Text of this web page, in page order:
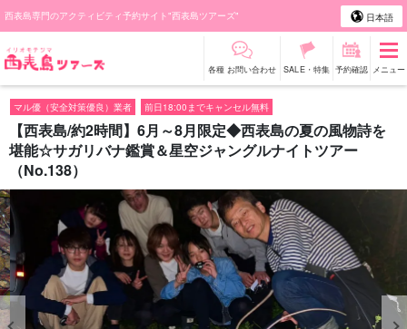
西表島専門のアクティビティ予約サイト"西表島ツアーズ" 日本語
各種 お問い合わせ SALE・特集 予約確認 メニュー
マル優（安全対策優良）業者 前日18:00までキャンセル無料
【西表島/約2時間】6月～8月限定◆西表島の夏の風物詩を
堪能☆サガリバナ鑑賞＆星空ジャングルナイトツアー
（No.138）